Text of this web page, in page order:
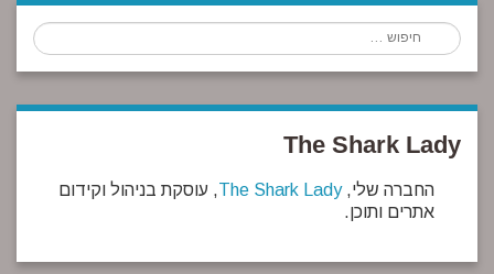
חיפוש
The Shark Lady
החברה שלי,The Shark Lady, עוסקת בניהול וקידום
אתרים ותוכן.